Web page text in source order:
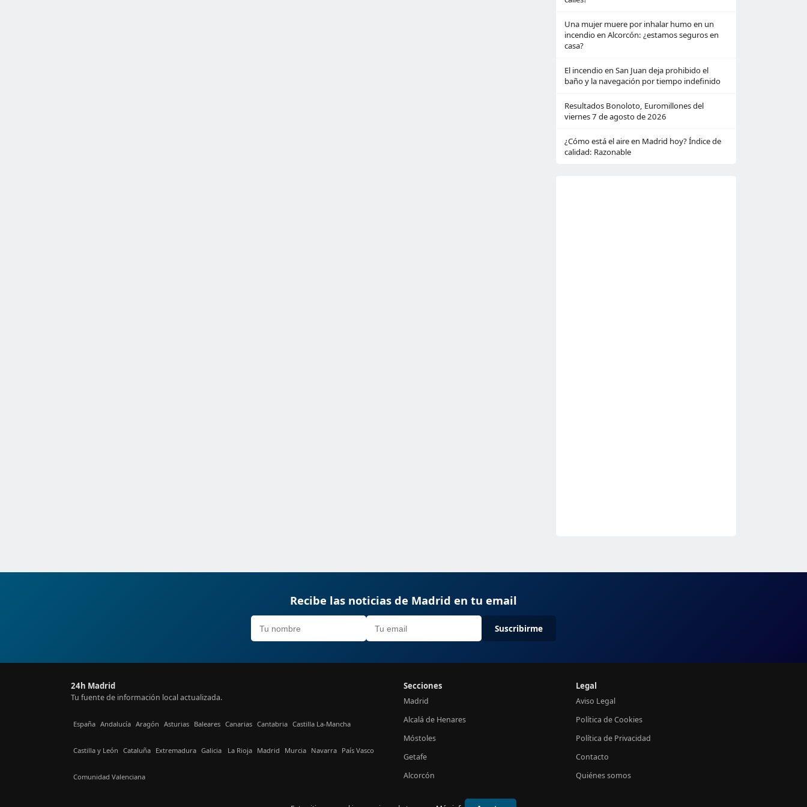
Una mujer muere por inhalar humo en un
incendio en Alcorcón: ¿estamos seguros en
casa?
El incendio en San Juan deja prohibido el
baño y la navegación por tiempo indefinido
Resultados Bonoloto, Euromillones del
viernes 7 de agosto de 2026
¿Cómo está el aire en Madrid hoy? Índice de
calidad: Razonable
Recibe las noticias de Madrid en tu email
Suscribirme
24h Madrid
Tu fuente de información local actualizada.
España Andalucía Aragón Asturias Baleares Canarias Cantabria Castilla La-Mancha
Castilla y León Cataluña Extremadura Galicia La Rioja Madrid Murcia Navarra País Vasco
Comunidad Valenciana
Secciones
Madrid
Alcalá de Henares
Móstoles
Getafe
Alcorcón
Legal
Aviso Legal
Política de Cookies
Política de Privacidad
Contacto
Quiénes somos